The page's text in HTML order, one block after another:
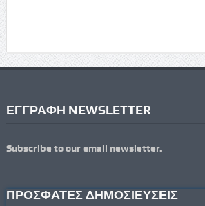
ΕΓΓΡΑΦΗ NEWSLETTER
Subscribe to our email newsletter.
ΠΡΟΣΦΑΤΕΣ ΔΗΜΟΣΙΕΥΣΕΙΣ